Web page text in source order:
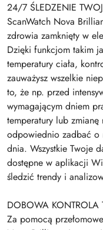
24/7 ŚLEDZENIE
ScanWatch Nova
zdrowia zamknięty w
Dzięki funkcjom takim
temperatury ciała,
zauważysz wszelkie
to, że np. przed
wymagającym dniem
temperatury lub
odpowiednio zadbać o
dnia. Wszystkie Twoje
dostępne w aplikacji
śledzić trendy i
DOBOWA KONTROLA
Za pomocą